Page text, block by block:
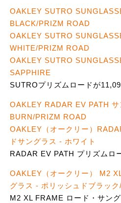
OAKLEY SUTRO
BLACK/PRIZM ROAD
OAKLEY SUTRO
WHITE/PRIZM ROAD
OAKLEY SUTRO
SAPPHIRE
SUTROプリズムロードが
OAKLEY RADAR EV PATH
BURN/PRIZM ROAD
OAKLEY（オークリー）
ドサングラス - ホワイト
RADAR EV PATH プリズムロ
OAKLEY（オークリー） M2
グラス - ポリッシュドブラック
M2 XL FRAME ロード・サン